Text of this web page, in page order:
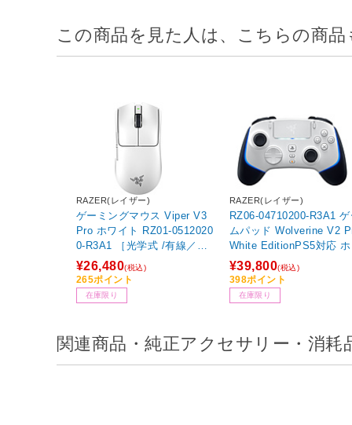
この商品を見た人は、こちらの商
RAZER(レイザー)
ゲーミングマウス Viper V3
Pro ホワイト RZ01-0512020
0-R3A1 ［光学式 /有線／無
線(ワイヤレス) /6ボタン /US
B］
¥26,480(税込)
265ポイント
在庫限り
RAZER(レイザー)
RZ06-04710200-R3A1
ムパッド Wolverine V2
White EditionPS5対応
イト ［USB /Windows /
ボタン］
¥39,800(税込)
398ポイント
在庫限り
関連商品・純正アクセサリー・消耗